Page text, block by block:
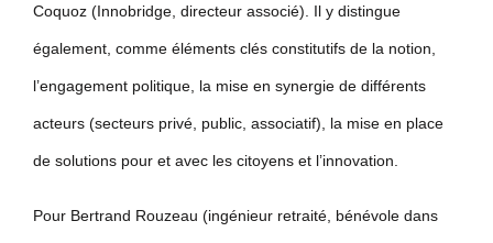
Coquoz (Innobridge, directeur associé). Il y distingue
également, comme éléments clés constitutifs de la notion,
l’engagement politique, la mise en synergie de différents
acteurs (secteurs privé, public, associatif), la mise en place
de solutions pour et avec les citoyens et l’innovation.
Pour Bertrand Rouzeau (ingénieur retraité, bénévole dans